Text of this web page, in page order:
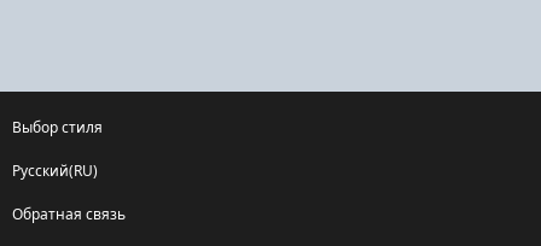
Выбор стиля
Русский(RU)
Обратная связь